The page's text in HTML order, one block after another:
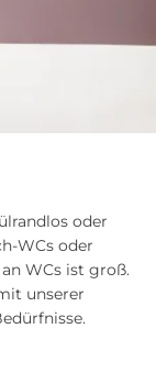
oder
WCs oder
WCs ist groß.
unserer